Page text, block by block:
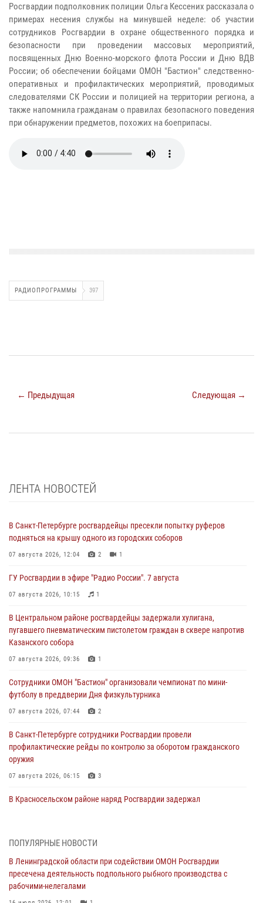
Росгвардии подполковник полиции Ольга Кессених рассказала о
примерах несения службы на минувшей неделе: об участии
сотрудников Росгвардии в охране общественного порядка и
безопасности при проведении массовых мероприятий,
посвященных Дню Военно-морского флота России и Дню ВДВ
России; об обеспечении бойцами ОМОН "Бастион" следственно-
оперативных и профилактических мероприятий, проводимых
следователями СК России и полицией на территории региона, а
также напомнила гражданам о правилах безопасного поведения
при обнаружении предметов, похожих на боеприпасы.
РАДИОПРОГРАММЫ 397
← Предыдущая Следующая →
ЛЕНТА НОВОСТЕЙ
В Санкт-Петербурге росгвардейцы пресекли попытку руферов
подняться на крышу одного из городских соборов
07 августа 2026, 12:04 2 1
ГУ Росгвардии в эфире "Радио России". 7 августа
07 августа 2026, 10:15 1
В Центральном районе росгвардейцы задержали хулигана,
пугавшего пневматическим пистолетом граждан в сквере напротив
Казанского собора
07 августа 2026, 09:36 1
Сотрудники ОМОН "Бастион" организовали чемпионат по мини-
футболу в преддверии Дня физкультурника
07 августа 2026, 07:44 2
В Санкт-Петербурге сотрудники Росгвардии провели
профилактические рейды по контролю за оборотом гражданского
оружия
07 августа 2026, 06:15 3
В Красносельском районе наряд Росгвардии задержал
06 августа 2026, 13:39 1
В Центральном районе росгвардейцы оперативно задержали
хулигана, стрелявшего из пускового устройства рядом с жилыми
домами
ПОПУЛЯРНЫЕ НОВОСТИ
В Ленинградской области при содействии ОМОН Росгвардии
пресечена деятельность подпольного рыбного производства с
рабочими-нелегалами